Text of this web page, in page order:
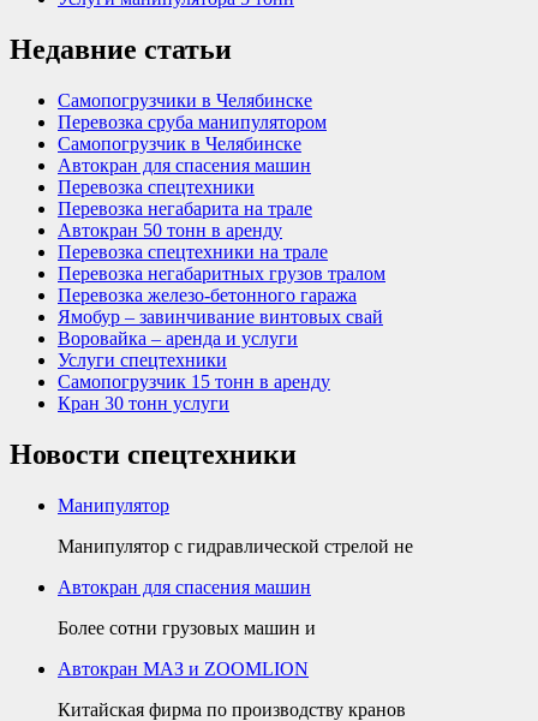
Недавние статьи
Самопогрузчики в Челябинске
Перевозка сруба манипулятором
Самопогрузчик в Челябинске
Автокран для спасения машин
Перевозка спецтехники
Перевозка негабарита на трале
Автокран 50 тонн в аренду
Перевозка спецтехники на трале
Перевозка негабаритных грузов тралом
Перевозка железо-бетонного гаража
Ямобур – завинчивание винтовых свай
Воровайка – аренда и услуги
Услуги спецтехники
Самопогрузчик 15 тонн в аренду
Кран 30 тонн услуги
Новости спецтехники
Манипулятор
Манипулятор с гидравлической стрелой не
Автокран для спасения машин
Более сотни грузовых машин и
Автокран МАЗ и ZOOMLION
Китайская фирма по производству кранов